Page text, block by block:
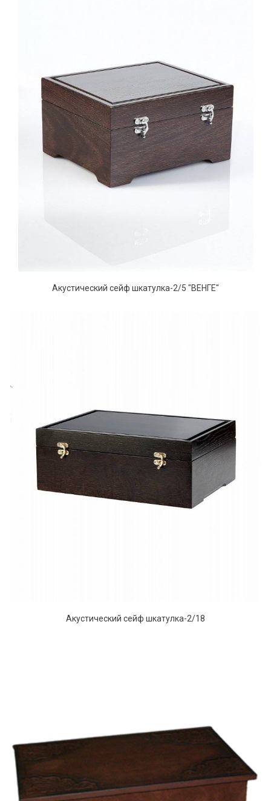
Акустический сейф шкатулка-2/5 "ВЕНГЕ"
Акустический сейф шкатулка-2/18